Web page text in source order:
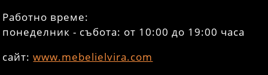
Работно време:
понеделник - събота: от 10:00 до 19:00 часа
сайт:www.mebelielvira.com